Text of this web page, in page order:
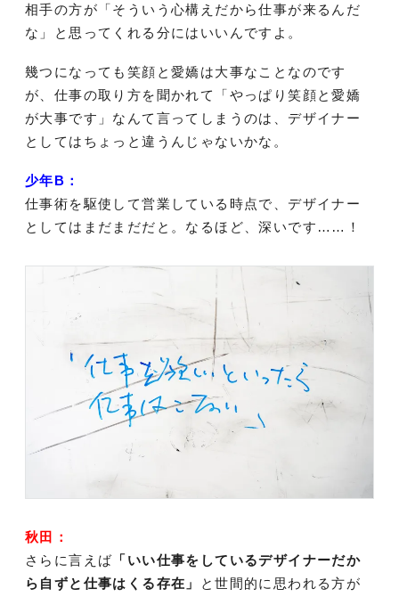
相手の方が「そういう心構えだから仕事が来るんだ
な」と思ってくれる分にはいいんですよ。
幾つになっても笑顔と愛嬌は大事なことなのです
が、仕事の取り方を聞かれて「やっぱり笑顔と愛嬌
が大事です」なんて言ってしまうのは、デザイナー
としてはちょっと違うんじゃないかな。
少年B：
仕事術を駆使して営業している時点で、デザイナー
としてはまだまだだと。なるほど、深いです……！
秋田：
さらに言えば 「いい仕事をしているデザイナーだか
ら自ずと仕事はくる存在」
と世間的に思われる方が